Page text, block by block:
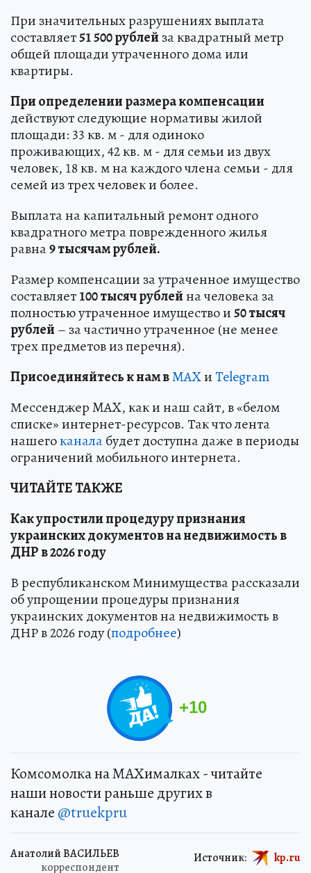
При значительных разрушениях выплата
составляет51 500 рублей за квадратный метр
общей площади утраченного дома или
квартиры.
При определении размера компенсации
действуют следующие нормативы жилой
площади: 33 кв. м - для одиноко
проживающих, 42 кв. м - для семьи из двух
человек, 18 кв. м на каждого члена семьи - для
семей из трех человек и более.
Выплата на капитальный ремонт одного
квадратного метра поврежденного жилья
равна9 тысячам рублей.
Размер компенсации за утраченное имущество
составляет100 тысяч рублейна человека за
полностью утраченное имущество и50 тысяч
рублей – за частично утраченное (не менее
трех предметов из перечня).
Присоединяйтесь к нам вMAXиTelegram
Мессенджер MAX, как и наш сайт, в «белом
списке» интернет-ресурсов. Так что лента
нашегоканалабудет доступна даже в периоды
ограничений мобильного интернета.
ЧИТАЙТЕ ТАКЖЕ
Как упростили процедуру признания
украинских документов на недвижимость в
ДНР в 2026 году
В республиканском Минимущества рассказали
об упрощении процедуры признания
украинских документов на недвижимость в
ДНР в 2026 году (подробнее)
+10
Комсомолка на MAXималках - читайте
наши новости раньше других в
канале @truekpru
Анатолий ВАСИЛЬЕВ
корреспондент
Источник: kp.ru